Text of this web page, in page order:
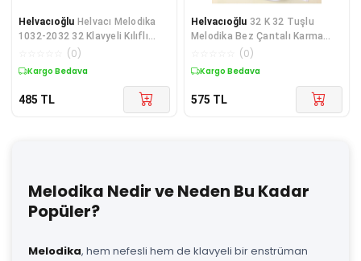
Helvacıoğlu Helvacı Melodika
1032-2032 32 Klavyeli Kılıflı
(0)
Kargo Bedava
485 TL
Helvacıoğlu 32 K 32 Tuşlu
Melodika Bez Çantalı Karma
(0)
Kargo Bedava
575 TL
Melodika Nedir ve Neden Bu Kadar
Popüler?
Melodika, hem nefesli hem de klavyeli bir enstrüman